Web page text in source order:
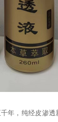
年，纯经皮渗透